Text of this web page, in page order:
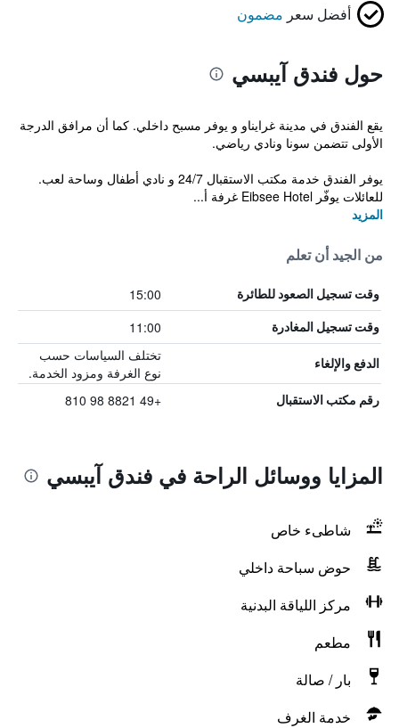
أفضل سعر مضمون
حول فندق آيبسي
يقع الفندق في مدينة غرايناو و يوفر مسبح داخلي. كما أن مرافق الدرجة
الأولى تتضمن سونا ونادي رياضي.
يوفر الفندق خدمة مكتب الاستقبال 24/7 و نادي أطفال وساحة لعب.
للعائلات يوفّر Eibsee Hotel غرفة أ...
المزيد
من الجيد أن تعلم
وقت تسجيل الصعود للطائرة 15:00
وقت تسجيل المغادرة 11:00
الدفع والإلغاء
تختلف السياسات حسب
نوع الغرفة ومزود الخدمة.
رقم مكتب الاستقبال +49 8821 98 810
المزايا ووسائل الراحة في فندق آيبسي
شاطىء خاص
حوض سباحة داخلي
مركز اللياقة البدنية
مطعم
بار / صالة
خدمة الغرف